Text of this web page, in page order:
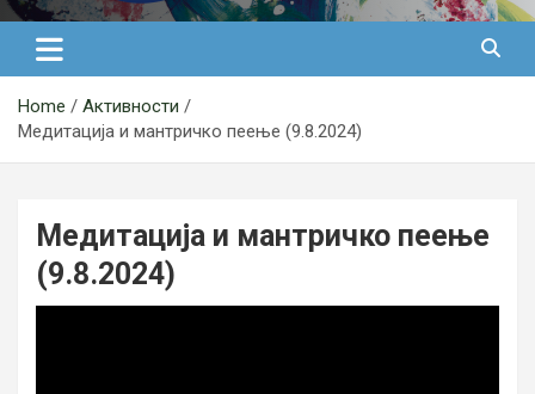
Медитација
Home
Активности
Медитација и мантричко пеење (9.8.2024)
Медитација и мантричко пеење
(9.8.2024)